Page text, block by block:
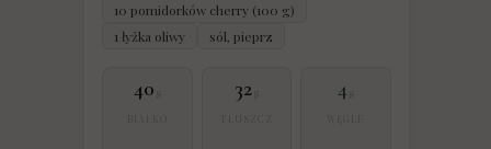
10 pomidorków cherry (100 g)
1 łyżka oliwy
sól, pieprz
40 32g
4